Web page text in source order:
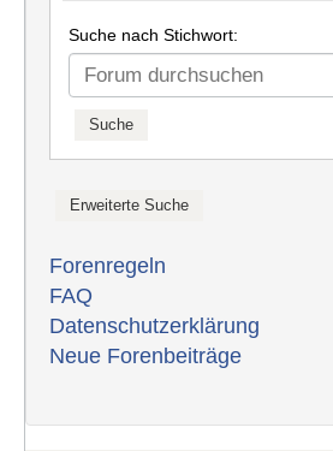
Suche nach Stichwort:
Forenregeln
FAQ
Datenschutzerklärung
Neue Forenbeiträge